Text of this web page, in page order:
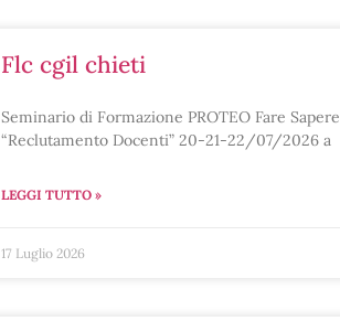
flc cgil chieti
Seminario di Formazione PROTEO Fare Sapere
“Reclutamento Docenti” 20-21-22/07/2026 a
LEGGI TUTTO »
17 Luglio 2026